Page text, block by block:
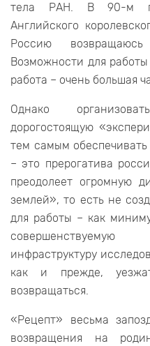
тела РАН. В 90-м
Английского
Россию
Возможности для
работа – очень большая
Однако
дорогостоящую
тем самым
– это прерогатива
преодолеет огромную
землей», то есть не
для работы – как
инфраструктуру
как и прежде,
возвращаться.
«Рецепт» весьма
возвращения на